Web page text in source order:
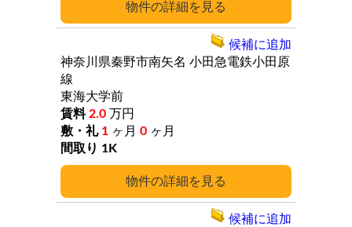
詳細
詳細
神奈川県秦野市南矢名 小田急電鉄小田原
線
東海大学前
2.0 万円
1 ヶ月 0 ヶ月
1K
候補に追加
候補に追加